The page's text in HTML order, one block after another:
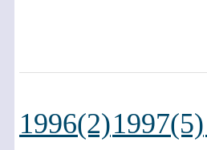
1996(2)1997(5)